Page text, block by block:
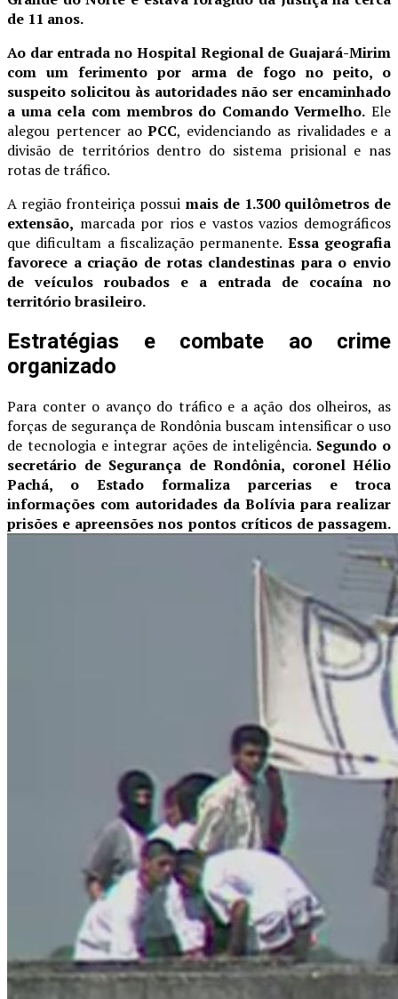
de 11 anos.
Ao dar entrada no Hospital Regional de Guajará-Mirim
com um ferimento por arma de fogo no peito, o
suspeito solicitou às autoridades não ser encaminhado
a uma cela com membros do Comando Vermelho. Ele
alegou pertencer aoPCC, evidenciando as rivalidades e a
divisão de territórios dentro do sistema prisional e nas
rotas de tráfico.
A região fronteiriça possui mais de 1.300 quilômetros de
extensão, marcada por rios e vastos vazios demográficos
que dificultam a fiscalização permanente. Essa geografia
favorece a criação de rotas clandestinas para o envio
de veículos roubados e a entrada de cocaína no
território brasileiro.
Estratégias e combate ao crime
organizado
Para conter o avanço do tráfico e a ação dos olheiros, as
forças de segurança de Rondônia buscam intensificar o uso
de tecnologia e integrar ações de inteligência. Segundo o
secretário de Segurança de Rondônia, coronel Hélio
Pachá, o Estado formaliza parcerias e troca
informações com autoridades da Bolívia para realizar
prisões e apreensões nos pontos críticos de passagem.